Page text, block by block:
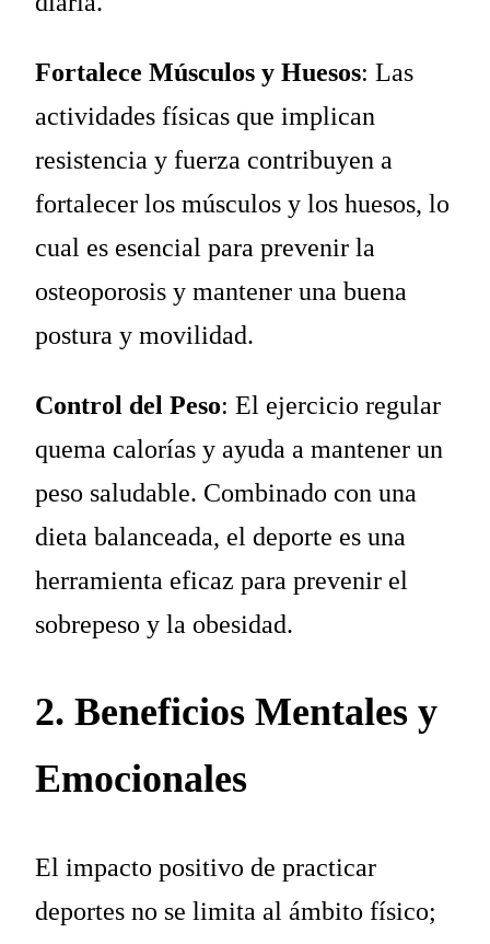
Fortalece Músculos y Huesos: Las
actividades físicas que implican
resistencia y fuerza contribuyen a
fortalecer los músculos y los huesos, lo
cual es esencial para prevenir la
osteoporosis y mantener una buena
postura y movilidad.
Control del Peso: El ejercicio regular
quema calorías y ayuda a mantener un
peso saludable. Combinado con una
dieta balanceada, el deporte es una
herramienta eficaz para prevenir el
sobrepeso y la obesidad.
2. Beneficios Mentales y
Emocionales
El impacto positivo de practicar
deportes no se limita al ámbito físico;